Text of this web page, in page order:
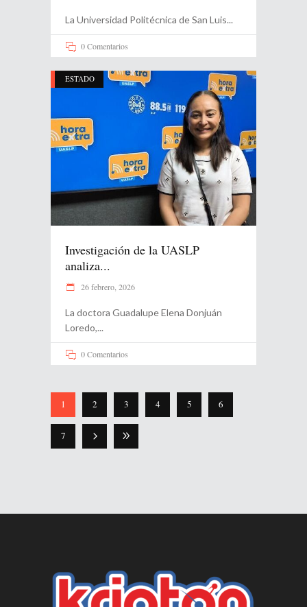
La Universidad Politécnica de San Luis
0 Comentarios
ESTADO
Investigación de la UASLP
analiza...
26 febrero, 2026
La doctora Guadalupe Elena Donjuán
Loredo,
0 Comentarios
1 2 3 4 5 6
7